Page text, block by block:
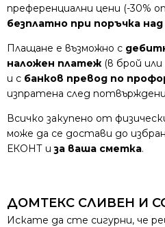
преференциални цени (-30%
безплатно при поръчка над
Плащане е възможно с
наложен платеж (в брой
и с банков превод по
изпратена след
Всичко закупено от
може да се достави до
ЕКОНТ иза ваша сметка.
ДОМТЕКС СЛИВЕН И
Искате да сте сигурни, че